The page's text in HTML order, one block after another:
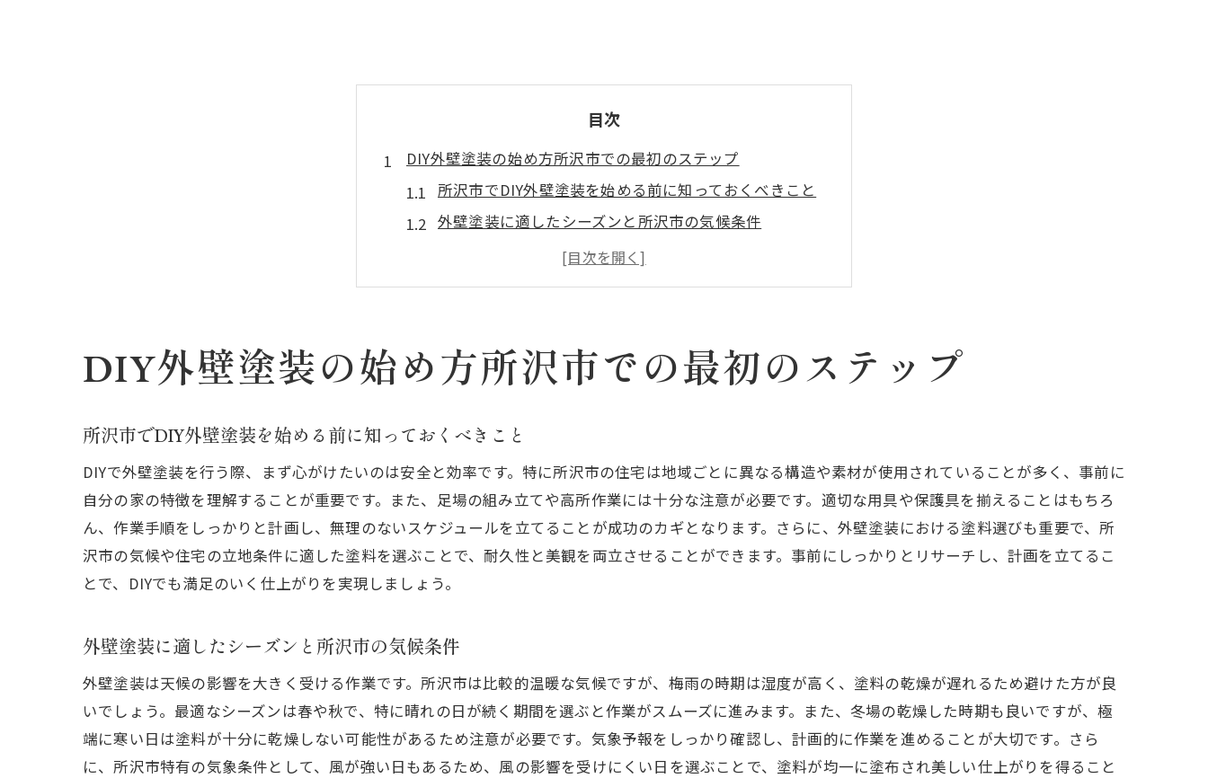
目次
DIY外壁塗装の始め方所沢市での最初のステップ
所沢市でDIY外壁塗装を始める前に知っておくべきこと
外壁塗装に適したシーズンと所沢市の気候条件
初めての外壁塗装に挑戦する際の心構え
所沢市の住宅における外壁の特徴と塗装の必要性
所沢市でのDIY外壁塗装における地域のルール
適切な塗料の選び方所沢市の気候に合わせた外壁塗装
外壁塗装における耐候性と防水性の選び方
住まいを守る塗料の色選びとその効果
所沢市でよく使われる塗料の特徴と比較
エコで経済的な塗料選びのポイント
塗料選びで失敗しないための注意点
塗装作業を安全に進めるためのヒント
外壁の洗浄と下地処理の重要性
効率的な塗装作業を実現するためのテクニック
所沢市のDIY外壁塗装でよくあるトラブルと対策
DIY外壁塗装の始め方所沢市での最初のステップ
所沢市でDIY外壁塗装を始める前に知っておくべきこと
DIYで外壁塗装を行う際、まず心がけたいのは安全と効率です。特に所沢市の住宅は地域ごとに異なる構造や素材が使用されていることが多く、事前に
自分の家の特徴を理解することが重要です。また、足場の組み立てや高所作業には十分な注意が必要です。適切な用具や保護具を揃えることはもちろ
ん、作業手順をしっかりと計画し、無理のないスケジュールを立てることが成功のカギとなります。さらに、外壁塗装における塗料選びも重要で、所
沢市の気候や住宅の立地条件に適した塗料を選ぶことで、耐久性と美観を両立させることができます。事前にしっかりとリサーチし、計画を立てるこ
とで、DIYでも満足のいく仕上がりを実現しましょう。
外壁塗装に適したシーズンと所沢市の気候条件
外壁塗装は天候の影響を大きく受ける作業です。所沢市は比較的温暖な気候ですが、梅雨の時期は湿度が高く、塗料の乾燥が遅れるため避けた方が良
いでしょう。最適なシーズンは春や秋で、特に晴れの日が続く期間を選ぶと作業がスムーズに進みます。また、冬場の乾燥した時期も良いですが、極
端に寒い日は塗料が十分に乾燥しない可能性があるため注意が必要です。気象予報をしっかり確認し、計画的に作業を進めることが大切です。さら
に、所沢市特有の気象条件として、風が強い日もあるため、風の影響を受けにくい日を選ぶことで、塗料が均一に塗布され美しい仕上がりを得ること